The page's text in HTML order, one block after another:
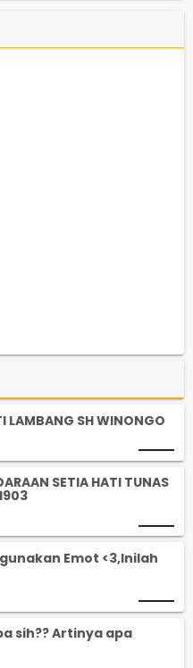
LAMBANG SH WINONGO
SETIA HATI TUNAS
Emot <3,Inilah
sih?? Artinya apa